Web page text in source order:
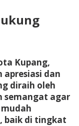
Kupang,
apresiasi dan
diraih oleh
semangat agar
baik di tingkat